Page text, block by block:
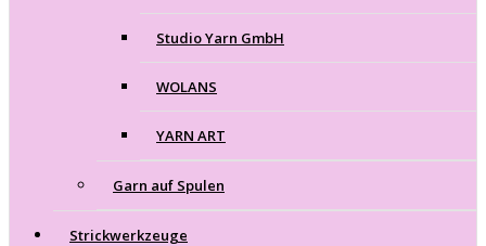
Studio Yarn GmbH
WOLANS
YARN ART
Garn auf Spulen
Strickwerkzeuge